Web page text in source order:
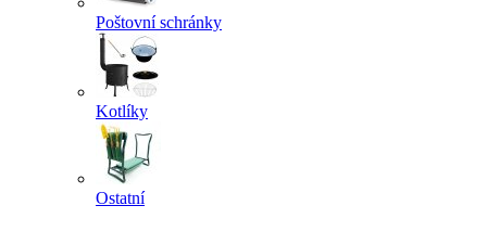
Poštovní schránky
Kotlíky
Ostatní